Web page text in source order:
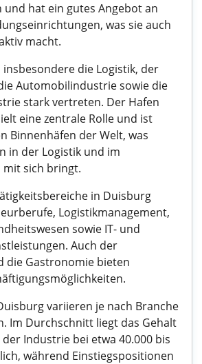
hat ein gutes Angebot an
was sie auch
macht.
die Logistik, der
Automobilindustrie sowie die
stark vertreten. Der Hafen
eine zentrale Rolle und ist
Binnenhäfen der Welt, was
in der Logistik und im
sich bringt.
in Duisburg
Logistikmanagement,
sowie IT- und
Auch der
die Gastronomie bieten
variieren je nach Branche
Im Durchschnitt liegt das Gehalt
Industrie bei etwa 40.000 bis
während Einstiegspositionen